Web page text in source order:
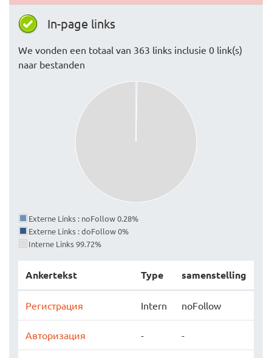
In-page links
We vonden een totaal van 363 links inclusie 0 link(s)
naar bestanden
Externe Links : noFollow 0.28%
Externe Links : doFollow 0%
Interne Links 99.72%
Ankertekst Type samenstelling
Регистрация Intern noFollow
Авторизация - -